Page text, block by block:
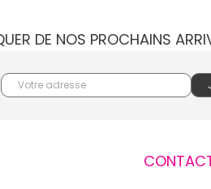
DE NOS PROCHAINS